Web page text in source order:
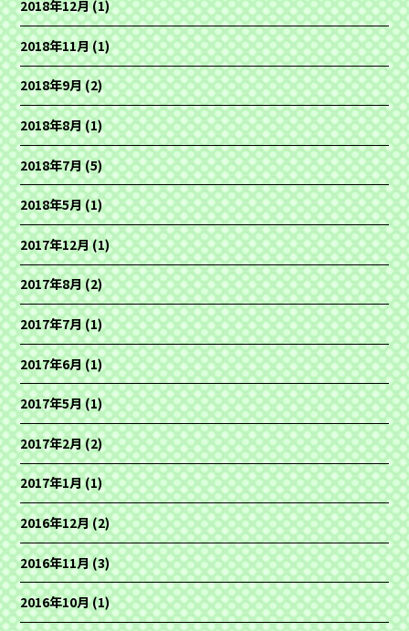
2018年12月(1)
2018年11月(1)
2018年9月(2)
2018年8月(1)
2018年7月(5)
2018年5月(1)
2017年12月(1)
2017年8月(2)
2017年7月(1)
2017年6月(1)
2017年5月(1)
2017年2月(2)
2017年1月(1)
2016年12月(2)
2016年11月(3)
2016年10月(1)